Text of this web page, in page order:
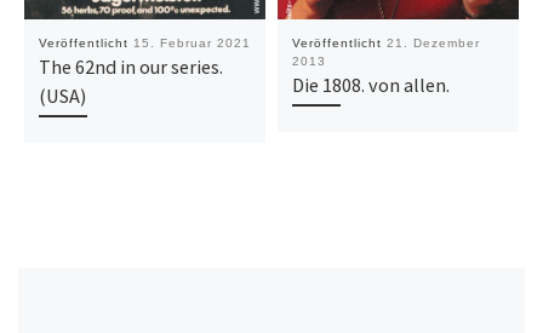
Veröffentlicht 15. Februar 2021
The 62nd in our series.
(USA)
Veröffentlicht 21. Dezember
2013
Die 1808. von allen.